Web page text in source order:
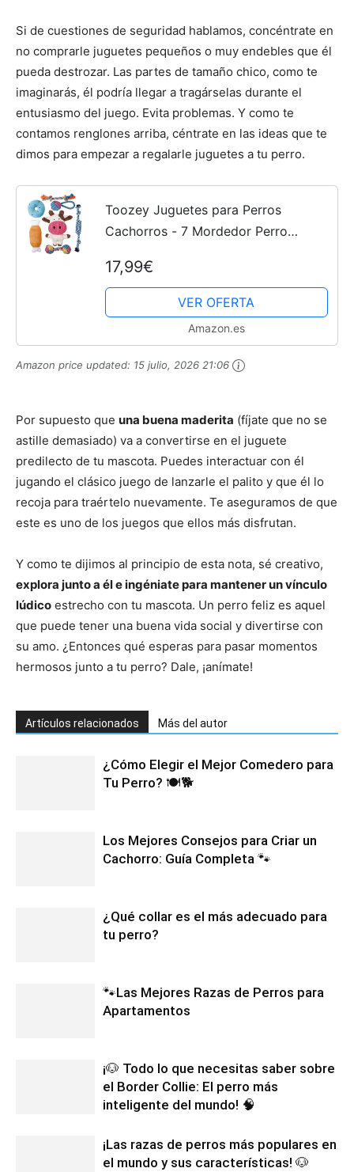
Si de cuestiones de seguridad hablamos, concéntrate en
no comprarle juguetes pequeños o muy endebles que él
pueda destrozar. Las partes de tamaño chico, como te
imaginarás, él podría llegar a tragárselas durante el
entusiasmo del juego. Evita problemas. Y como te
contamos renglones arriba, céntrate en las ideas que te
dimos para empezar a regalarle juguetes a tu perro.
Toozey Juguetes para Perros
Cachorros - 7 Mordedor Perro
Juguetes Perros Pequeños -
Juguetes para Perros Grandes
Juguetes...
17,99€
VER OFERTA
Amazon.es
Amazon price updated: 15 julio, 2026 21:06
Por supuesto que una buena maderita (fíjate que no se
astille demasiado) va a convertirse en el juguete
predilecto de tu mascota. Puedes interactuar con él
jugando el clásico juego de lanzarle el palito y que él lo
recoja para traértelo nuevamente. Te aseguramos de que
este es uno de los juegos que ellos más disfrutan.
Y como te dijimos al principio de esta nota, sé creativo,
explora junto a él e ingéniate para mantener un vínculo
lúdico estrecho con tu mascota. Un perro feliz es aquel
que puede tener una buena vida social y divertirse con
su amo. ¿Entonces qué esperas para pasar momentos
hermosos junto a tu perro? Dale, ¡anímate!
Artículos relacionados Más del autor
¿Cómo Elegir el Mejor Comedero para
Tu Perro? 🍽️🐕
Los Mejores Consejos para Criar un
Cachorro: Guía Completa 🐾
¿Qué collar es el más adecuado para
tu perro?
🐾Las Mejores Razas de Perros para
Apartamentos
¡🐶 Todo lo que necesitas saber sobre
el Border Collie: El perro más
inteligente del mundo! 🧠
¡Las razas de perros más populares en
el mundo y sus características! 🐶